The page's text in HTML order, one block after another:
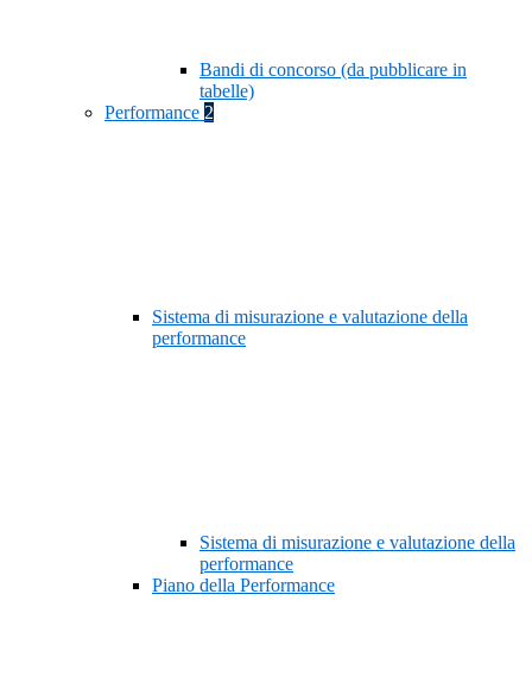
Bandi di concorso (da pubblicare in
tabelle)
Performance 2
Sistema di misurazione e valutazione della
performance
Sistema di misurazione e valutazione della
performance
Piano della Performance